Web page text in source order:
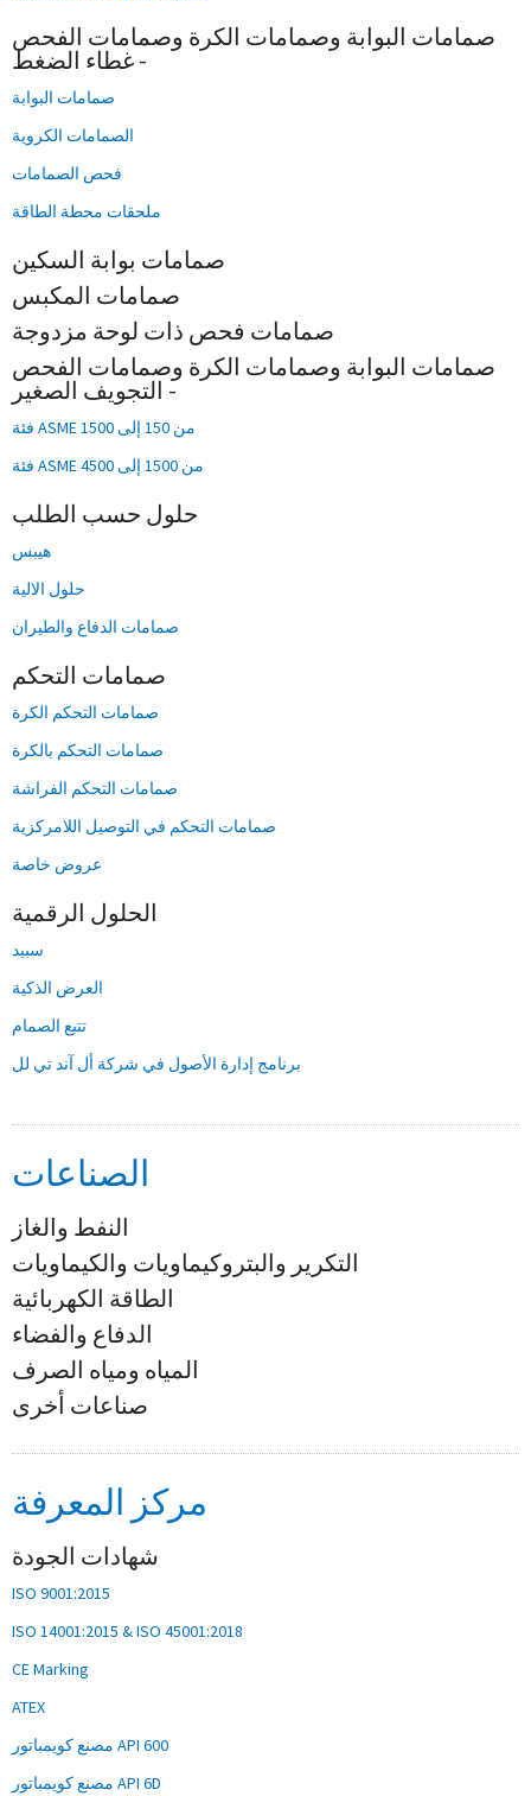
صمامات البوابة وصمامات الكرة وصمامات الفحص
- غطاء الضغط
صمامات البوابة
الصمامات الكروية
فحص الصمامات
ملحقات محطة الطاقة
صمامات بوابة السكين
صمامات المكبس
صمامات فحص ذات لوحة مزدوجة
صمامات البوابة وصمامات الكرة وصمامات الفحص
- التجويف الصغير
فئة ASME من 150 إلى 1500
فئة ASME من 1500 إلى 4500
حلول حسب الطلب
هيبس
حلول الالية
صمامات الدفاع والطيران
صمامات التحكم
صمامات التحكم الكرة
صمامات التحكم بالكرة
صمامات التحكم الفراشة
صمامات التحكم في التوصيل اللامركزية
عروض خاصة
الحلول الرقمية
سبيد
العرض الذكية
تتبع الصمام
برنامج إدارة الأصول في شركة أل آند تي لل
الصناعات
النفط والغاز
التكرير والبتروكيماويات والكيماويات
الطاقة الكهربائية
الدفاع والفضاء
المياه ومياه الصرف
صناعات أخرى
مركز المعرفة
شهادات الجودة
ISO 9001:2015
ISO 14001:2015 & ISO 45001:2018
CE Marking
ATEX
مصنع كويمباتور API 600
مصنع كويمباتور API 6D